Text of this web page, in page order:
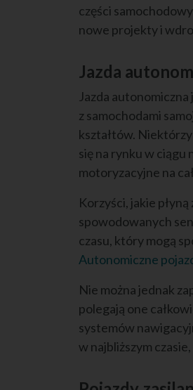
części
nowe projekty i
Jazda
Jazda
z samochodami
kształtów.
się na rynku w
motoryzacyjne na
Korzyści, jakie
spowodowanych
czasu, który mogą
Autonomiczne
Nie można jednak
polegają one
systemów
w najbliższym